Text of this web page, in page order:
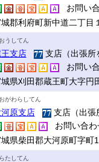
お問い
郡利府町新中道二丁目
うしてん
支店
支店（出張所
お問い
県刈田郡蔵王町大字円
がわらしてん
河原支店
支店（出張
お問い合わ
県柴田郡大河原町字町
たしてん